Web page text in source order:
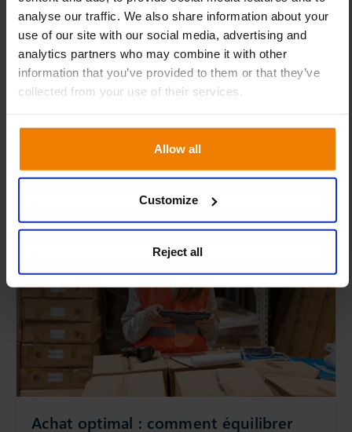
analyse our traffic. We also share information about your
use of our site with our social media, advertising and
analytics partners who may combine it with other
information that you’ve provided to them or that they’ve
collected from your use of their services.
Allow all
Customize
Reject all
en œuvre correctement.
18 Nov 2025 Approvisionnements
Achat optimal : comment équilibrer
BLOG